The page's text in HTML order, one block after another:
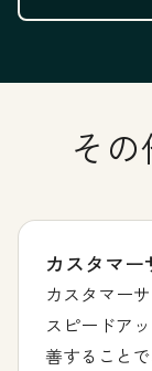
そ
カスタマ
カスタマー
スピードア
善すること